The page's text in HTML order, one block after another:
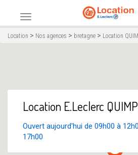
Menu principal
Accueil
Location > Nos agences > bretagne > Location
Location E.Leclerc
Ouvert aujourd'hui de 09h00 à
17h00